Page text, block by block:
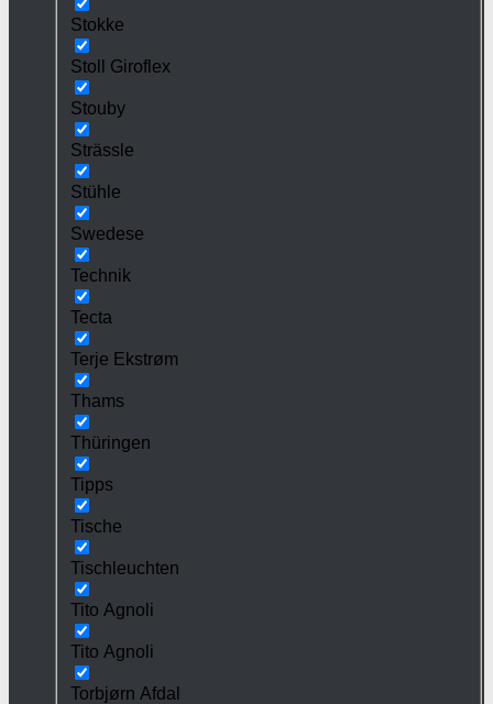
Stokke
Stoll Giroflex
Stouby
Strässle
Stühle
Swedese
Technik
Tecta
Terje Ekstrøm
Thams
Thüringen
Tipps
Tische
Tischleuchten
Tito Agnoli
Tito Agnoli
Torbjørn Afdal